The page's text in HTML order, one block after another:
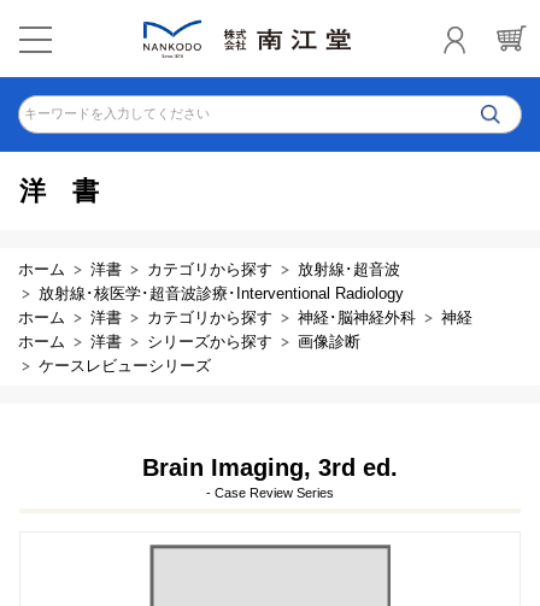
キーワードを入力してください
洋書
ホーム 洋書 カテゴリから探す
放射線･超音波
放射線･核医学･超音波診療･Interventional Radiology
ホーム
洋書 カテゴリから探す 神経･脳神経外科
神経
ホーム
洋書 シリーズから探す
画像診断
ケースレビューシリーズ
Brain Imaging, 3rd ed.
- Case Review Series